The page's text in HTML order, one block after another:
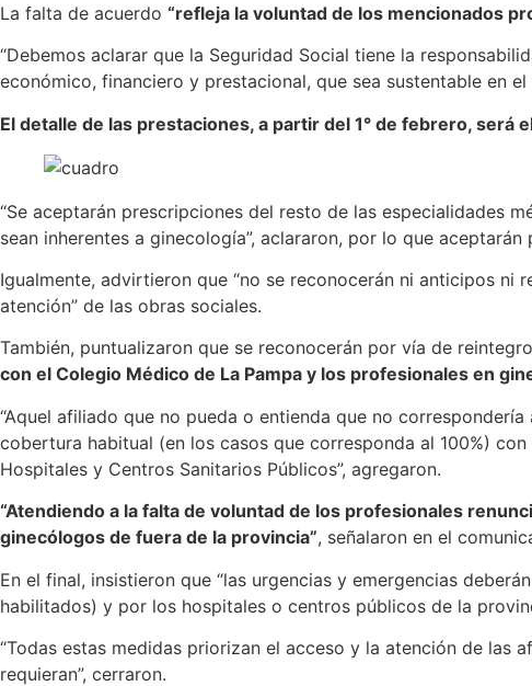
La falta de acuerdo “refleja la voluntad de los mencionados
“Debemos aclarar que la Seguridad Social tiene la
económico, financiero y prestacional, que sea sustentable en
El detalle de las prestaciones, a partir del 1° de febrero, será
“Se aceptarán prescripciones del resto de las especialidades
sean inherentes a ginecología”, aclararon, por lo que
Igualmente, advirtieron que “no se reconocerán ni anticipos
atención” de las obras sociales.
También, puntualizaron que se reconocerán por vía de
con el Colegio Médico de La Pampa y los profesionales en
“Aquel afiliado que no pueda o entienda que no
cobertura habitual (en los casos que corresponda al 100%)
Hospitales y Centros Sanitarios Públicos”, agregaron.
“Atendiendo a la falta de voluntad de los profesionales
ginecólogos de fuera de la provincia”, señalaron en el
En el final, insistieron que “las urgencias y emergencias
habilitados) y por los hospitales o centros públicos de la
“Todas estas medidas priorizan el acceso y la atención de las
requieran”, cerraron.